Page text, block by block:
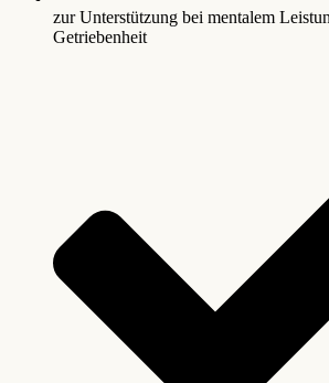
zur Unterstützung bei mentalem
Getriebenheit